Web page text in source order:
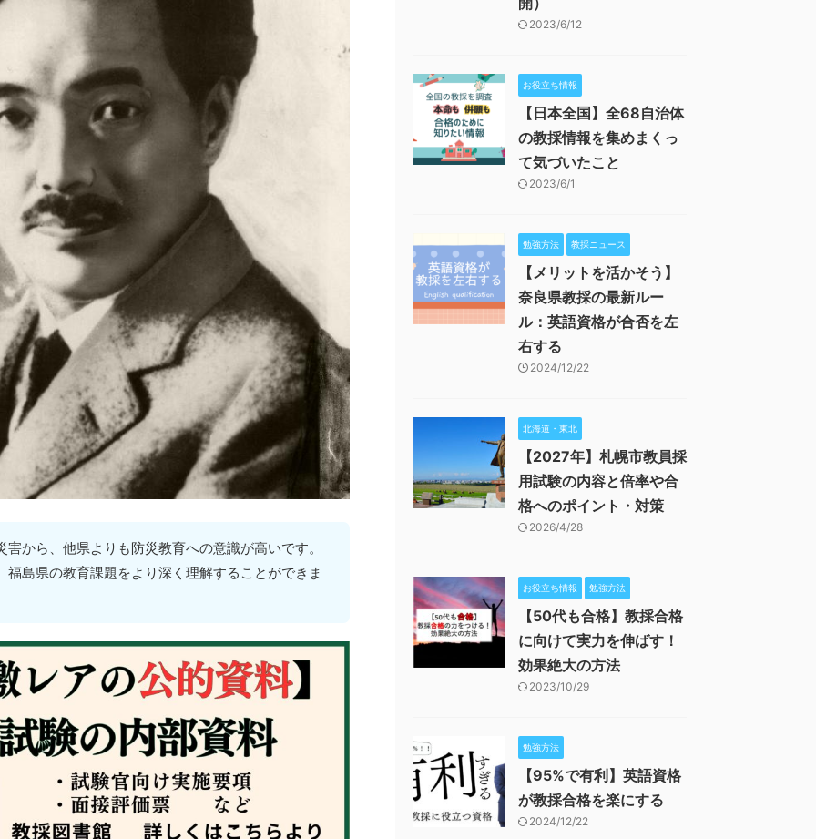
から、他県よりも防災教育への意識が高いです。
福島県の教育課題をより深く理解することができま
2023/6/12
お役立ち情報
【日本全国】全68自治体
の教採情報を集めまくっ
て気づいたこと
2023/6/1
勉強方法 教採ニュース
【メリットを活かそう】
奈良県教採の最新ルー
ル：英語資格が合否を左
右する
2024/12/22
北海道・東北
【2027年】札幌市教員採
用試験の内容と倍率や合
格へのポイント・対策
2026/4/28
お役立ち情報 勉強方法
【50代も合格】教採合格
に向けて実力を伸ばす！
効果絶大の方法
2023/10/29
勉強方法
【95%で有利】英語資格
が教採合格を楽にする
2024/12/22